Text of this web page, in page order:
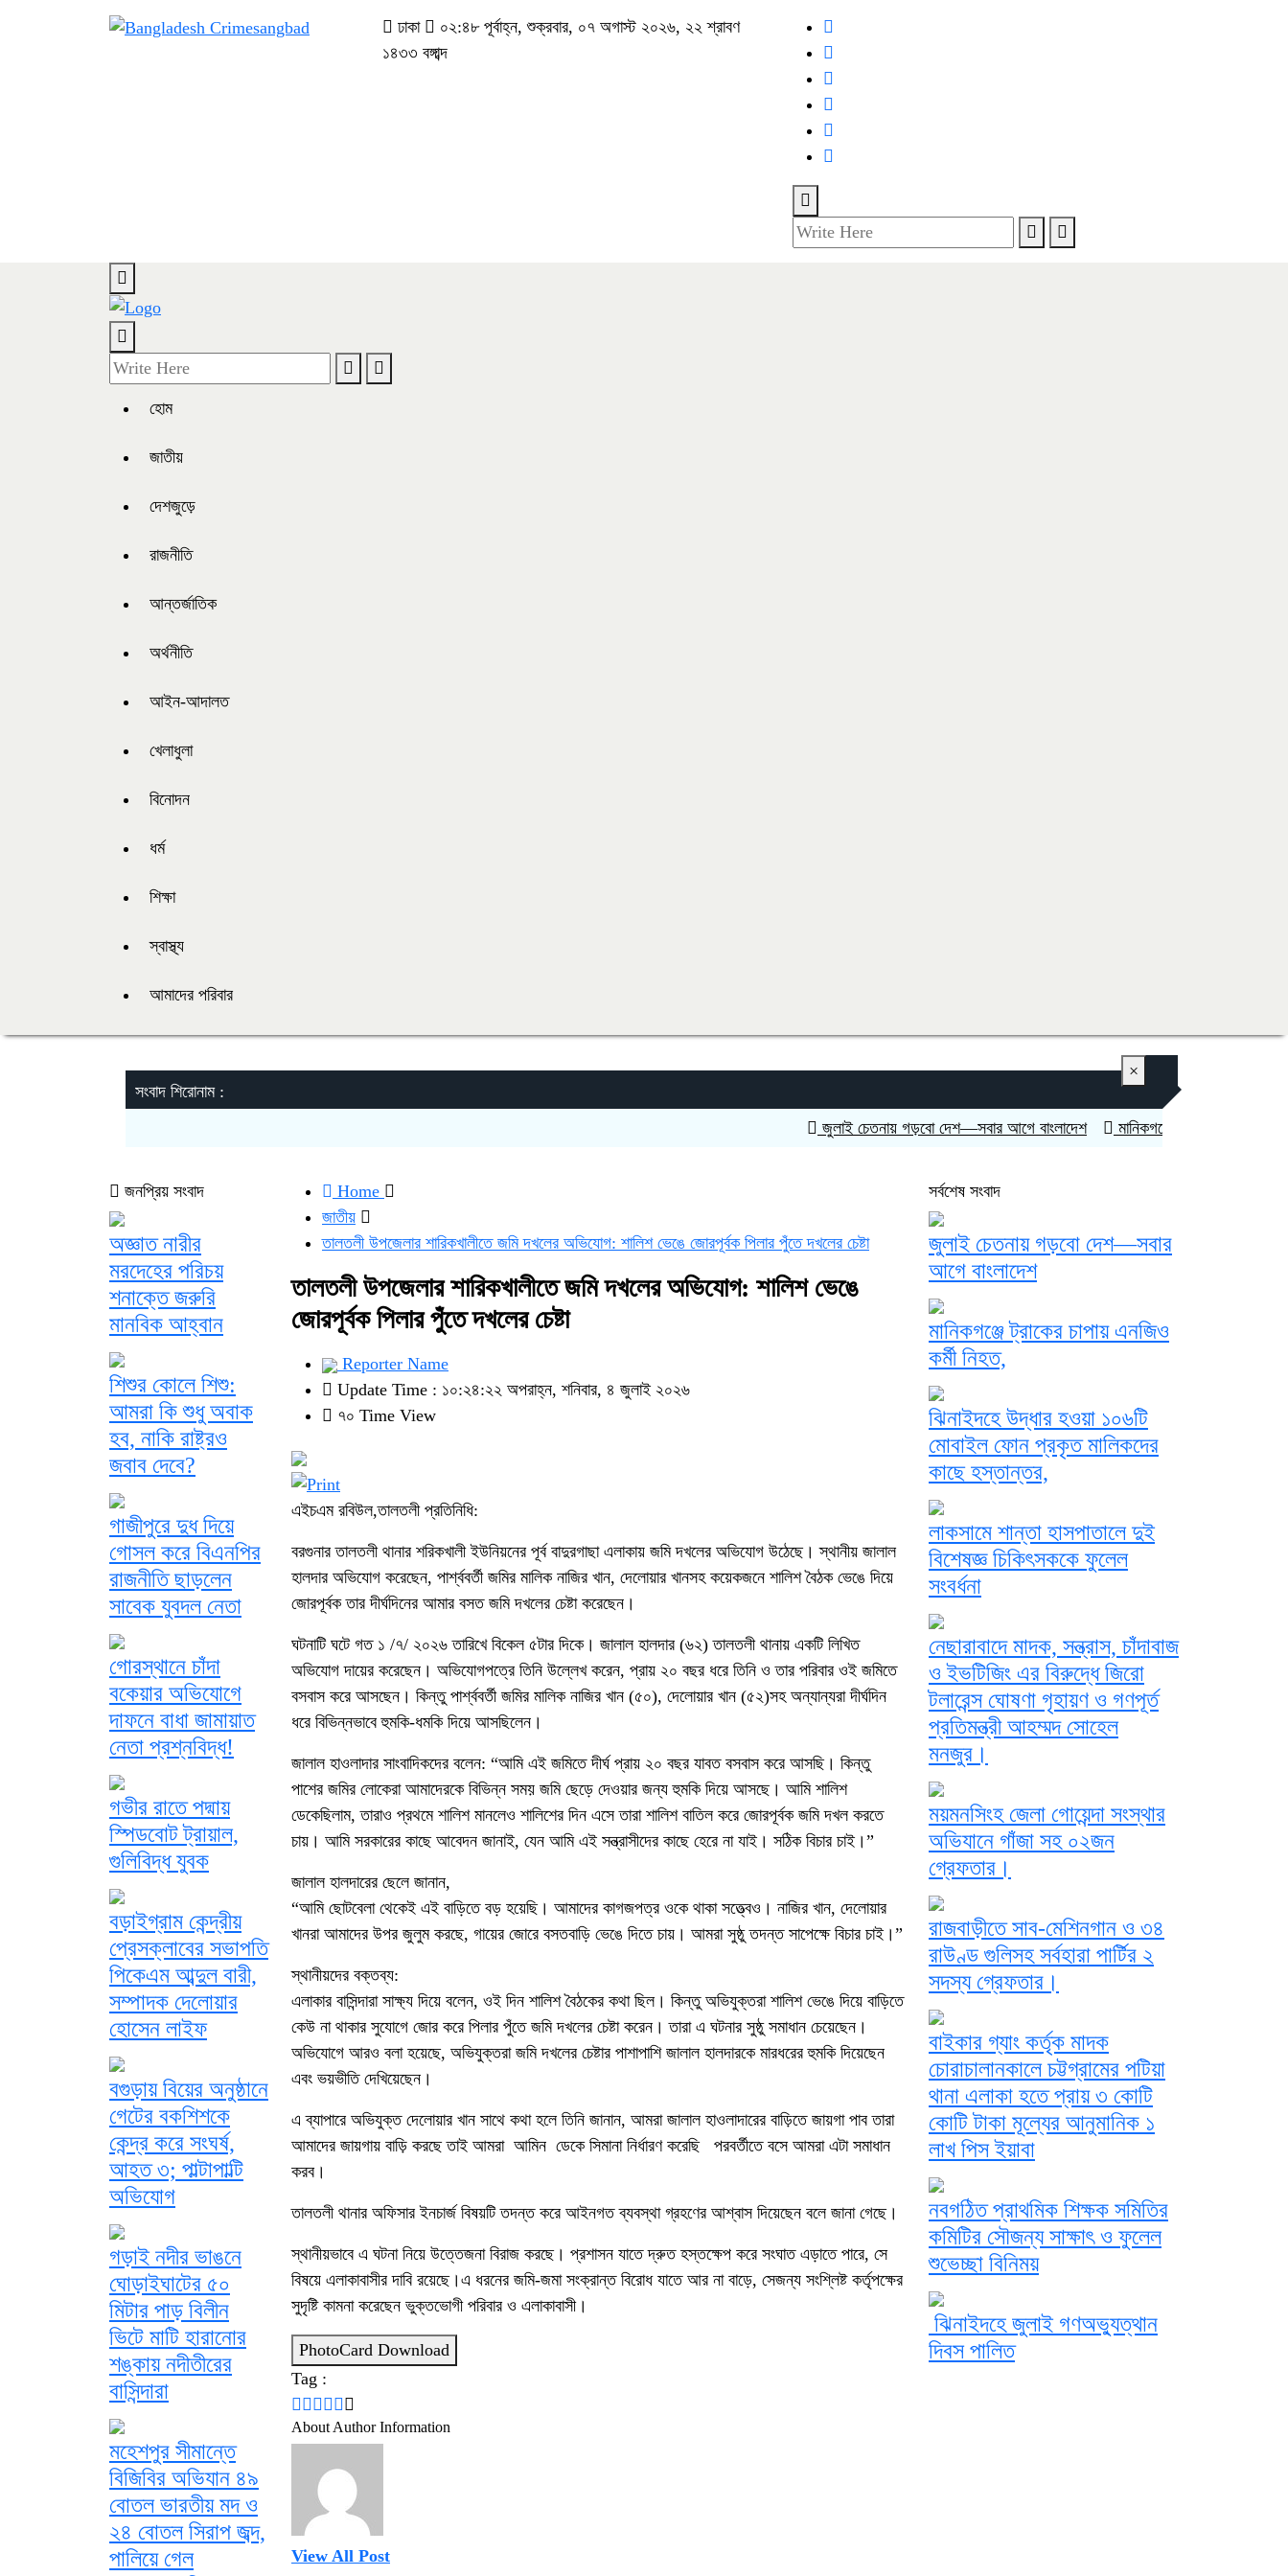
ঢাকা
০২:৪৮ পূর্বাহ্ন, শুক্রবার, ০৭ অগাস্ট ২০২৬, ২২ শ্রাবণ
১৪৩৩ বঙ্গাব্দ
হোম
জাতীয়
দেশজুড়ে
রাজনীতি
আন্তর্জাতিক
অর্থনীতি
আইন-আদালত
খেলাধুলা
বিনোদন
ধর্ম
শিক্ষা
স্বাস্থ্য
আমাদের পরিবার
সংবাদ শিরোনাম :
জুলাই চেতনায় গড়বো দেশ—সবার আগে বাংলাদেশ
মানিকগঞ্জে ট্রাকের চাপায় এনজিও কর্মী
×
Home
জাতীয়
তালতলী উপজেলার শারিকখালীতে জমি দখলের অভিযোগ: শালিশ ভেঙে জোরপূর্বক পিলার পুঁতে দখলের চেষ্টা
তালতলী উপজেলার শারিকখালীতে জমি দখলের অভিযোগ: শালিশ ভেঙে
জোরপূর্বক পিলার পুঁতে দখলের চেষ্টা
Reporter Name
Update Time : ১০:২৪:২২ অপরাহ্ন, শনিবার, ৪ জুলাই ২০২৬
৭০ Time View
এইচএম রবিউল,তালতলী প্রতিনিধি:
বরগুনার তালতলী থানার শরিকখালী ইউনিয়নের পূর্ব বাদুরগাছা এলাকায় জমি দখলের অভিযোগ উঠেছে। স্থানীয় জালাল
হালদার অভিযোগ করেছেন, পার্শ্ববর্তী জমির মালিক নাজির খান, দেলোয়ার খানসহ কয়েকজনে শালিশ বৈঠক ভেঙে দিয়ে
জোরপূর্বক তার দীর্ঘদিনের আমার বসত জমি দখলের চেষ্টা করেছেন।
ঘটনাটি ঘটে গত ১ /৭/ ২০২৬ তারিখে বিকেল ৫টার দিকে। জালাল হালদার (৬২) তালতলী থানায় একটি লিখিত
অভিযোগ দায়ের করেছেন। অভিযোগপত্রে তিনি উল্লেখ করেন, প্রায় ২০ বছর ধরে তিনি ও তার পরিবার ওই জমিতে
বসবাস করে আসছেন। কিন্তু পার্শ্ববর্তী জমির মালিক নাজির খান (৫০), দেলোয়ার খান (৫২)সহ অন্যান্যরা দীর্ঘদিন
ধরে বিভিন্নভাবে হুমকি-ধমকি দিয়ে আসছিলেন।
জালাল হাওলাদার সাংবাদিকদের বলেন: “আমি এই জমিতে দীর্ঘ প্রায় ২০ বছর যাবত বসবাস করে আসছি। কিন্তু
পাশের জমির লোকেরা আমাদেরকে বিভিন্ন সময় জমি ছেড়ে দেওয়ার জন্য হুমকি দিয়ে আসছে। আমি শালিশ
ডেকেছিলাম, তারাও প্রথমে শালিশ মানলেও শালিশের দিন এসে তারা শালিশ বাতিল করে জোরপূর্বক জমি দখল করতে
চায়। আমি সরকারের কাছে আবেদন জানাই, যেন আমি এই সন্ত্রাসীদের কাছে হেরে না যাই। সঠিক বিচার চাই।”
জালাল হালদারের ছেলে জানান,
“আমি ছোটবেলা থেকেই এই বাড়িতে বড় হয়েছি। আমাদের কাগজপত্র ওকে থাকা সত্ত্বেও। নাজির খান, দেলোয়ার
খানরা আমাদের উপর জুলুম করছে, গায়ের জোরে বসতবাড়ি ভেঙে দিতে চায়। আমরা সুষ্ঠু তদন্ত সাপেক্ষে বিচার চাই।”
স্থানীয়দের বক্তব্য:
এলাকার বাসিন্দারা সাক্ষ্য দিয়ে বলেন, ওই দিন শালিশ বৈঠকের কথা ছিল। কিন্তু অভিযুক্তরা শালিশ ভেঙে দিয়ে বাড়িতে
কেউ না থাকার সুযোগে জোর করে পিলার পুঁতে জমি দখলের চেষ্টা করেন। তারা এ ঘটনার সুষ্ঠু সমাধান চেয়েছেন।
অভিযোগে আরও বলা হয়েছে, অভিযুক্তরা জমি দখলের চেষ্টার পাশাপাশি জালাল হালদারকে মারধরের হুমকি দিয়েছেন
এবং ভয়ভীতি দেখিয়েছেন।
এ ব্যাপারে অভিযুক্ত দেলোয়ার খান সাথে কথা হলে তিনি জানান, আমরা জালাল হাওলাদারের বাড়িতে জায়গা পাব তারা
আমাদের জায়গায় বাড়ি করছে তাই আমরা আমিন ডেকে সিমানা নির্ধারণ করেছি পরবর্তীতে বসে আমরা এটা সমাধান
করব।
তালতলী থানার অফিসার ইনচার্জ বিষয়টি তদন্ত করে আইনগত ব্যবস্থা গ্রহণের আশ্বাস দিয়েছেন বলে জানা গেছে।
স্থানীয়ভাবে এ ঘটনা নিয়ে উত্তেজনা বিরাজ করছে। প্রশাসন যাতে দ্রুত হস্তক্ষেপ করে সংঘাত এড়াতে পারে, সে
বিষয়ে এলাকাবাসীর দাবি রয়েছে।এ ধরনের জমি-জমা সংক্রান্ত বিরোধ যাতে আর না বাড়ে, সেজন্য সংশ্লিষ্ট কর্তৃপক্ষের
সুদৃষ্টি কামনা করেছেন ভুক্তভোগী পরিবার ও এলাকাবাসী।
PhotoCard Download
Tag :
About Author Information
View All Post
জনপ্রিয় সংবাদ
অজ্ঞাত নারীর
মরদেহের পরিচয়
শনাক্তে জরুরি
মানবিক আহ্বান
শিশুর কোলে শিশু:
আমরা কি শুধু অবাক
হব, নাকি রাষ্ট্রও
জবাব দেবে?
গাজীপুরে দুধ দিয়ে
গোসল করে বিএনপির
রাজনীতি ছাড়লেন
সাবেক যুবদল নেতা
গোরস্থানে চাঁদা
বকেয়ার অভিযোগে
দাফনে বাধা জামায়াত
নেতা প্রশ্নবিদ্ধ!
গভীর রাতে পদ্মায়
স্পিডবোট ট্রায়াল,
গুলিবিদ্ধ যুবক
বড়াইগ্রাম কেন্দ্রীয়
প্রেসক্লাবের সভাপতি
পিকেএম আব্দুল বারী,
সম্পাদক দেলোয়ার
হোসেন লাইফ
বগুড়ায় বিয়ের অনুষ্ঠানে
গেটের বকশিশকে
কেন্দ্র করে সংঘর্ষ,
আহত ৩; পাল্টাপাল্টি
অভিযোগ
গড়াই নদীর ভাঙনে
ঘোড়াইঘাটের ৫০
মিটার পাড় বিলীন
ভিটে মাটি হারানোর
শঙ্কায় নদীতীরের
বাসিন্দারা
মহেশপুর সীমান্তে
বিজিবির অভিযান ৪৯
বোতল ভারতীয় মদ ও
২৪ বোতল সিরাপ জব্দ,
পালিয়ে গেল
সর্বশেষ সংবাদ
জুলাই চেতনায় গড়বো দেশ—সবার
আগে বাংলাদেশ
মানিকগঞ্জে ট্রাকের চাপায় এনজিও
কর্মী নিহত,
ঝিনাইদহে উদ্ধার হওয়া ১০৬টি
মোবাইল ফোন প্রকৃত মালিকদের
কাছে হস্তান্তর,
লাকসামে শান্তা হাসপাতালে দুই
বিশেষজ্ঞ চিকিৎসককে ফুলেল
সংবর্ধনা
নেছারাবাদে মাদক, সন্ত্রাস, চাঁদাবাজ
ও ইভটিজিং এর বিরুদ্ধে জিরো
টলারেন্স ঘোষণা গৃহায়ণ ও গণপূর্ত
প্রতিমন্ত্রী আহম্মদ সোহেল
মনজুর।
ময়মনসিংহ জেলা গোয়েন্দা সংস্থার
অভিযানে গাঁজা সহ ০২জন
গ্রেফতার।
রাজবাড়ীতে সাব-মেশিনগান ও ৩৪
রাউণ্ড গুলিসহ সর্বহারা পার্টির ২
সদস্য গ্রেফতার।
বাইকার গ্যাং কর্তৃক মাদক
চোরাচালানকালে চট্টগ্রামের পটিয়া
থানা এলাকা হতে প্রায় ৩ কোটি
কোটি টাকা মূল্যের আনুমানিক ১
লাখ পিস ইয়াবা
নবগঠিত প্রাথমিক শিক্ষক সমিতির
কমিটির সৌজন্য সাক্ষাৎ ও ফুলেল
শুভেচ্ছা বিনিময়
ঝিনাইদহে জুলাই গণঅভ্যুত্থান
দিবস পালিত